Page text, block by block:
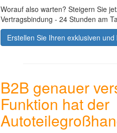
Worauf also warten? Steigern Sie
Vertragsbindung - 24 Stunden am
Erstellen Sie Ihren exklusiven
B2B genauer
Funktion hat der